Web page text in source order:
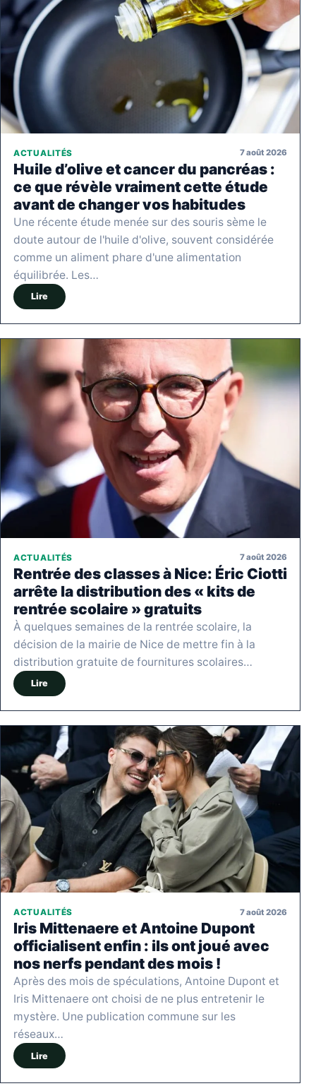
ACTUALITÉS 7 août 2026
Huile d’olive et cancer du pancréas :
ce que révèle vraiment cette étude
avant de changer vos habitudes
Une récente étude menée sur des souris sème le
doute autour de l'huile d'olive, souvent considérée
comme un aliment phare d'une alimentation
équilibrée. Les…
Lire
ACTUALITÉS 7 août 2026
Rentrée des classes à Nice: Éric Ciotti
arrête la distribution des « kits de
rentrée scolaire » gratuits
À quelques semaines de la rentrée scolaire, la
décision de la mairie de Nice de mettre fin à la
distribution gratuite de fournitures scolaires…
Lire
ACTUALITÉS 7 août 2026
Iris Mittenaere et Antoine Dupont
officialisent enfin : ils ont joué avec
nos nerfs pendant des mois !
Après des mois de spéculations, Antoine Dupont et
Iris Mittenaere ont choisi de ne plus entretenir le
mystère. Une publication commune sur les
réseaux…
Lire